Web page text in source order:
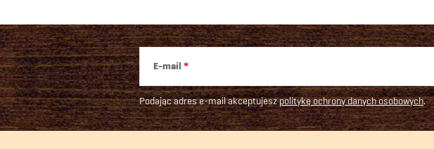
E-mail
Podając adres e-mail akceptujeszpolitykę ochrony danych osobowych.